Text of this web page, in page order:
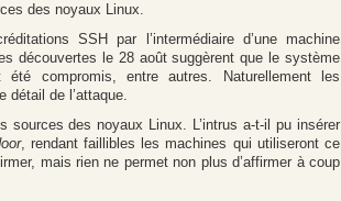
des noyaux Linux.
SSH par l’intermédiaire d’une machine
découvertes le 28 août suggèrent que le système
compromis, entre autres. Naturellement les
détail de l’attaque.
sources des noyaux Linux. L’intrus a-t-il pu insérer
, rendant faillibles les machines qui utiliseront ce
mais rien ne permet non plus d’affirmer à coup